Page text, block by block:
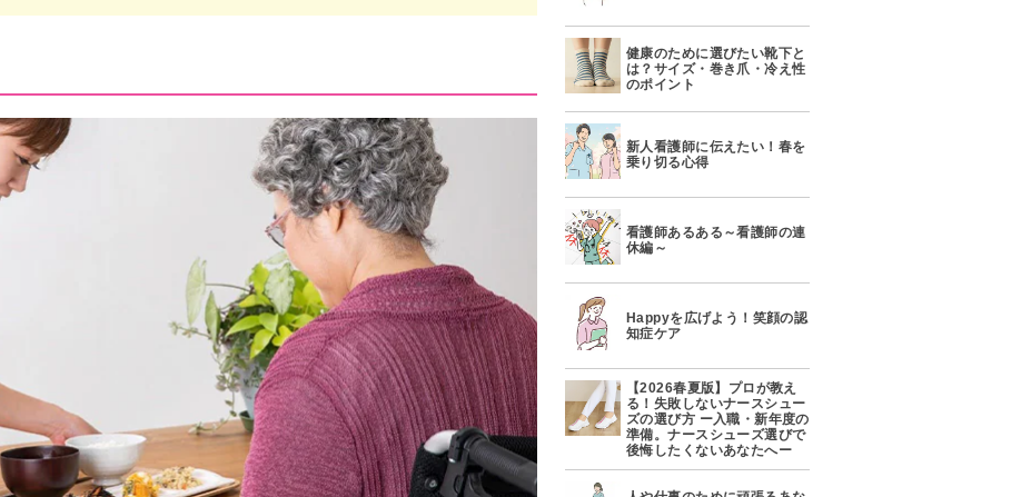
健康のために選びたい靴下と
は？サイズ・巻き爪・冷え性
のポイント
新人看護師に伝えたい！春を
乗り切る心得
看護師あるある～看護師の連
休編～
Happyを広げよう！笑顔の認
知症ケア
【2026春夏版】プロが教え
る！失敗しないナースシュー
ズの選び方 ー入職・新年度の
準備。ナースシューズ選びで
後悔したくないあなたへー